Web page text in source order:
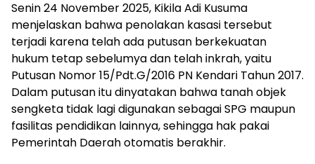
Senin 24 November 2025, Kikila Adi Kusuma
menjelaskan bahwa penolakan kasasi tersebut
terjadi karena telah ada putusan berkekuatan
hukum tetap sebelumya dan telah inkrah, yaitu
Putusan Nomor 15/Pdt.G/2016 PN Kendari Tahun 2017.
Dalam putusan itu dinyatakan bahwa tanah objek
sengketa tidak lagi digunakan sebagai SPG maupun
fasilitas pendidikan lainnya, sehingga hak pakai
Pemerintah Daerah otomatis berakhir.